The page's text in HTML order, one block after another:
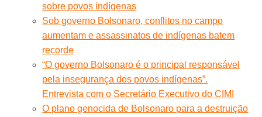
sobre povos indígenas
Sob governo Bolsonaro, conflitos no campo
aumentam e assassinatos de indígenas batem
recorde
“O governo Bolsonaro é o principal responsável
pela insegurança dos povos indígenas”.
Entrevista com o Secretário Executivo do CIMI
O plano genocida de Bolsonaro para a destruição